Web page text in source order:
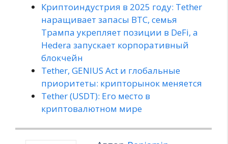
Криптоиндустрия в 2025 году: Tether
наращивает запасы BTC, семья
Трампа укрепляет позиции в DeFi, а
Hedera запускает корпоративный
блокчейн
Tether, GENIUS Act и глобальные
приоритеты: крипторынок меняется
Tether (USDT): Его место в
криптовалютном мире